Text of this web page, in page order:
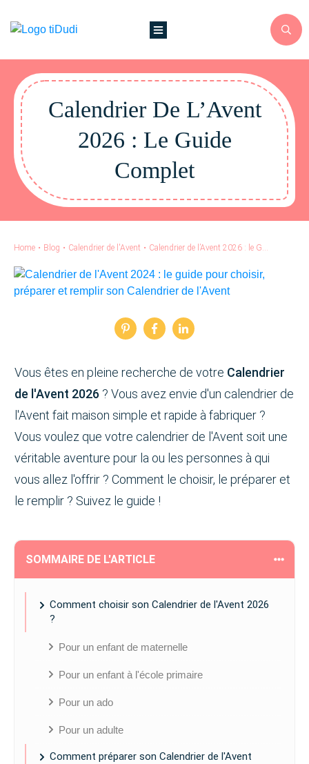
Calendrier De L’Avent
2026 : Le Guide
Complet
Home • Blog • Calendrier de l'Avent • Calendrier de l’Avent 2026 : le Guide complet
Vous êtes en pleine recherche de votre Calendrier
de l'Avent 2026 ? Vous avez envie d'un calendrier de
l'Avent fait maison simple et rapide à fabriquer ?
Vous voulez que votre calendrier de l'Avent soit une
véritable aventure pour la ou les personnes à qui
vous allez l'offrir ? Comment le choisir, le préparer et
le remplir ? Suivez le guide !
SOMMAIRE DE L'ARTICLE
Comment choisir son Calendrier de l'Avent 2026
?
Pour un enfant de maternelle
Pour un enfant à l'école primaire
Pour un ado
Pour un adulte
Comment préparer son Calendrier de l'Avent